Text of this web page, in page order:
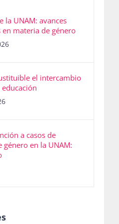
la UNAM: avances
materia de género
el intercambio
a casos de
género en la UNAM: